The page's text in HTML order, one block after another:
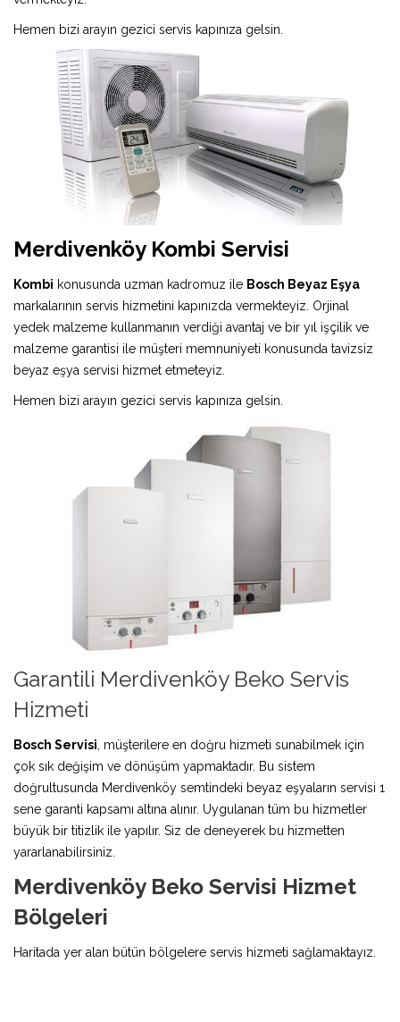
Hemen bizi arayın gezici servis kapınıza gelsin.
Merdivenköy Kombi Servisi
Kombi konusunda uzman kadromuz ile Bosch Beyaz Eşya
markalarının servis hizmetini kapınızda vermekteyiz. Orjinal
yedek malzeme kullanmanın verdiği avantaj ve bir yıl işçilik ve
malzeme garantisi ile müşteri memnuniyeti konusunda tavizsiz
beyaz eşya servisi hizmet etmeteyiz.
Hemen bizi arayın gezici servis kapınıza gelsin.
Garantili Merdivenköy Beko Servis
Hizmeti
Bosch Servisi , müşterilere en doğru hizmeti sunabilmek için
çok sık değişim ve dönüşüm yapmaktadır. Bu sistem
doğrultusunda Merdivenköy semtindeki beyaz eşyaların servisi 1
sene garanti kapsamı altına alınır. Uygulanan tüm bu hizmetler
büyük bir titizlik ile yapılır. Siz de deneyerek bu hizmetten
yararlanabilirsiniz.
Merdivenköy Beko Servisi Hizmet
Bölgeleri
Haritada yer alan bütün bölgelere servis hizmeti sağlamaktayız.